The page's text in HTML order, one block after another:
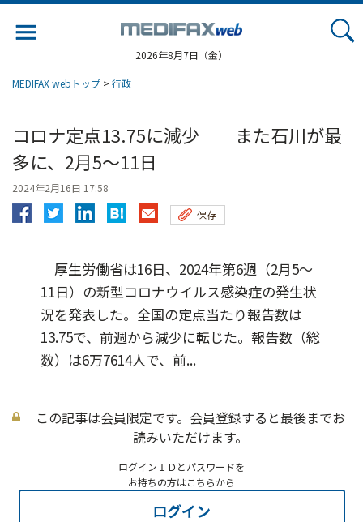
2026年8月7日（金）
MEDIFAX webトップ > 行政
コロナ定点13.75に減少 また石川が最
多に、2月5～11日
2024年2月16日 17:58
保存
厚生労働省は16日、2024年第6週（2月5～
11日）の新型コロナウイルス感染症の発生状
況を発表した。全国の定点当たり報告数は
13.75で、前週から減少に転じた。報告数（総
数）は6万7614人で、前...
この記事は会員限定です。会員登録すると最後までお
読みいただけます。
ログインＩＤとパスワードを
お持ちの方はこちらから
ログイン